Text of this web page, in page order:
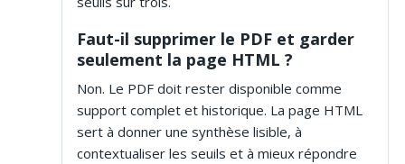
Faut-il supprimer le PDF et garder
seulement la page HTML ?
Non. Le PDF doit rester disponible comme
support complet et historique. La page HTML
sert à donner une synthèse lisible, à
contextualiser les seuils et à mieux répondre